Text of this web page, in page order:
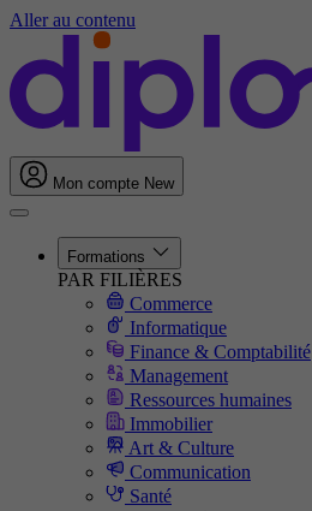
Aller au contenu
Mon compte New
Formations
PAR FILIÈRES
Commerce
Informatique
Finance & Comptabilité
Management
Ressources humaines
Immobilier
Art & Culture
Communication
Santé